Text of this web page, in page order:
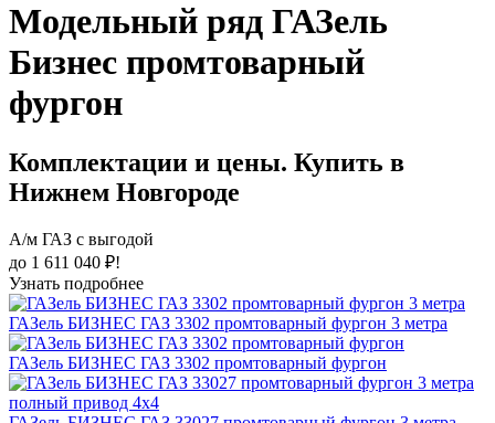
Модельный ряд ГАЗель
Бизнес промтоварный
фургон
Комплектации и цены. Купить в
Нижнем Новгороде
А/м ГАЗ с выгодой
до 1 611 040 ₽!
Узнать подробнее
ГАЗель БИЗНЕС ГАЗ 3302 промтоварный фургон 3 метра
ГАЗель БИЗНЕС ГАЗ 3302 промтоварный фургон